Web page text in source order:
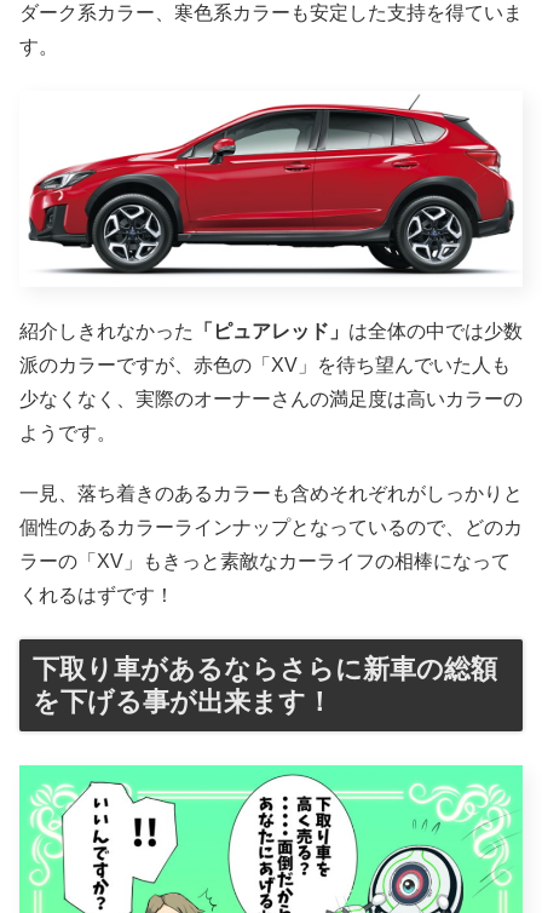
ダーク系カラー、寒色系カラーも安定した支持を得ていま
す。
紹介しきれなかった 「ピュアレッド」 は全体の中では少数
派のカラーですが、赤色の「XV」を待ち望んでいた人も
少なくなく、実際のオーナーさんの満足度は高いカラーの
ようです。
一見、落ち着きのあるカラーも含めそれぞれがしっかりと
個性のあるカラーラインナップとなっているので、どのカ
ラーの「XV」もきっと素敵なカーライフの相棒になって
くれるはずです！
下取り車があるならさらに新車の総額
を下げる事が出来ます！